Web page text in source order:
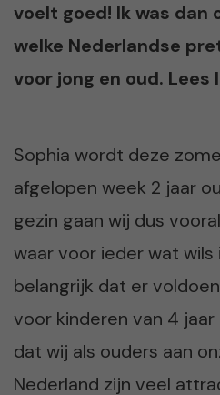
voelt goed! Ik was dan
welke Nederlandse
voor jong en oud. Lees
Sophia wordt deze
afgelopen week 2 jaar
gezin gaan wij dus
waar voor ieder wat wils
belangrijk dat er
voor kinderen van 4
dat wij als ouders aan
Nederland zijn veel